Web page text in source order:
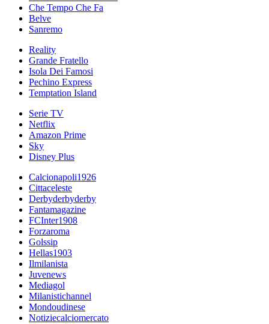
Che Tempo Che Fa
Belve
Sanremo
Reality
Grande Fratello
Isola Dei Famosi
Pechino Express
Temptation Island
Serie TV
Netflix
Amazon Prime
Sky
Disney Plus
Calcionapoli1926
Cittaceleste
Derbyderbyderby
Fantamagazine
FCInter1908
Forzaroma
Golssip
Hellas1903
Ilmilanista
Juvenews
Mediagol
Milanistichannel
Mondoudinese
Notiziecalciomercato